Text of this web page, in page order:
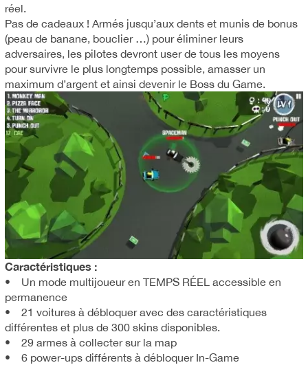
réel.
Pas de cadeaux ! Armés jusqu’aux dents et munis de bonus
(peau de banane, bouclier …) pour éliminer leurs
adversaires, les pilotes devront user de tous les moyens
pour survivre le plus longtemps possible, amasser un
maximum d’argent et ainsi devenir le Boss du Game.
Caractéristiques :
• Un mode multijoueur en TEMPS RÉEL accessible en
permanence
• 21 voitures à débloquer avec des caractéristiques
différentes et plus de 300 skins disponibles.
• 29 armes à collecter sur la map
• 6 power-ups différents à débloquer In-Game